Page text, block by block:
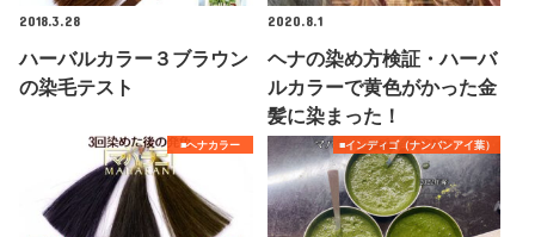
2018.3.28
ハーバルカラー３ブラウン
の染毛テスト
2020.8.1
ヘナの染め方検証・ハーバ
ルカラーで黄色がかった金
髪に染まった！
■ヘナカラー ■インディゴ（ナンバンアイ葉）